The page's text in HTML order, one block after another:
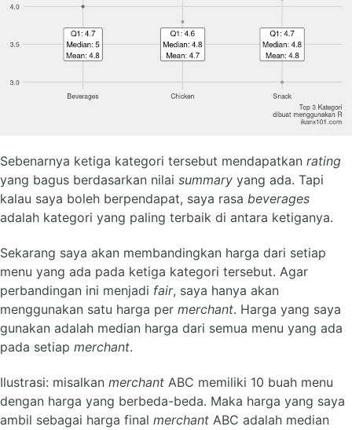
Sebenarnya ketiga kategori tersebut mendapatkan rating
yang bagus berdasarkan nilai summary yang ada. Tapi
kalau saya boleh berpendapat, saya rasa beverages
adalah kategori yang paling terbaik di antara ketiganya.
Sekarang saya akan membandingkan harga dari setiap
menu yang ada pada ketiga kategori tersebut. Agar
perbandingan ini menjadi fair, saya hanya akan
menggunakan satu harga per merchant. Harga yang saya
gunakan adalah median harga dari semua menu yang ada
pada setiap merchant.
Ilustrasi: misalkan merchant ABC memiliki 10 buah menu
dengan harga yang berbeda-beda. Maka harga yang saya
ambil sebagai harga final merchant ABC adalah median